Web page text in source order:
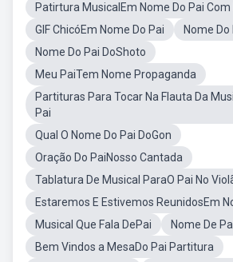
Patirtura MusicalEm Nome Do Pai Com
GIF ChicóEm Nome Do Pai
Nome Do
Nome Do Pai DoShoto
Meu PaiTem Nome Propaganda
Partituras Para Tocar Na Flauta Da
Pai
Qual O Nome Do Pai DoGon
Oração Do PaiNosso Cantada
Tablatura De Musical ParaO Pai No
Estaremos E Estivemos ReunidosEm
Musical Que Fala DePai
Nome De
Bem Vindos a MesaDo Pai Partitura